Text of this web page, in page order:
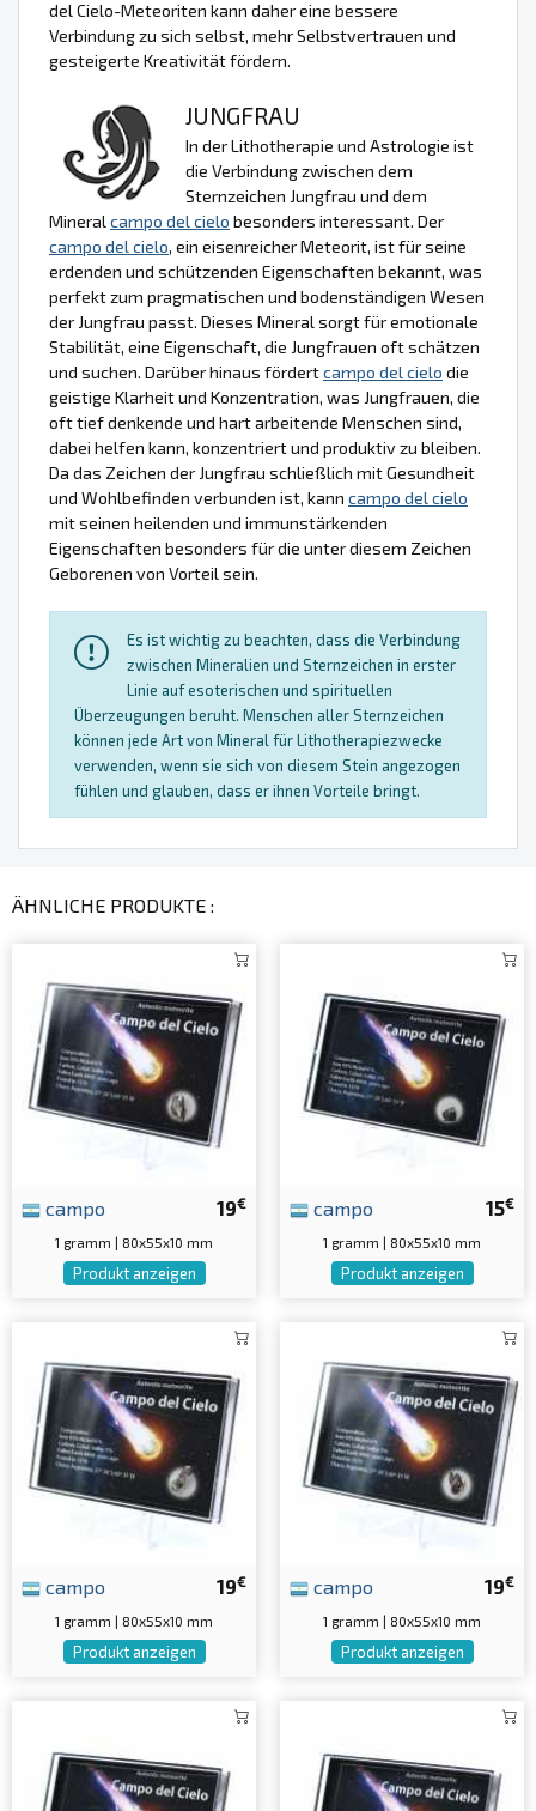
del Cielo-Meteoriten kann daher eine bessere
Verbindung zu sich selbst, mehr Selbstvertrauen und
gesteigerte Kreativität fördern.
JUNGFRAU
In der Lithotherapie und Astrologie ist
die Verbindung zwischen dem
Sternzeichen Jungfrau und dem
Mineralcampo del cielo besonders interessant. Der
campo del cielo, ein eisenreicher Meteorit, ist für seine
erdenden und schützenden Eigenschaften bekannt, was
perfekt zum pragmatischen und bodenständigen Wesen
der Jungfrau passt. Dieses Mineral sorgt für emotionale
Stabilität, eine Eigenschaft, die Jungfrauen oft schätzen
und suchen. Darüber hinaus fördertcampo del cielo die
geistige Klarheit und Konzentration, was Jungfrauen, die
oft tief denkende und hart arbeitende Menschen sind,
dabei helfen kann, konzentriert und produktiv zu bleiben.
Da das Zeichen der Jungfrau schließlich mit Gesundheit
und Wohlbefinden verbunden ist, kann campo del cielo
mit seinen heilenden und immunstärkenden
Eigenschaften besonders für die unter diesem Zeichen
Geborenen von Vorteil sein.
Es ist wichtig zu beachten, dass die Verbindung
zwischen Mineralien und Sternzeichen in erster
Linie auf esoterischen und spirituellen
Überzeugungen beruht. Menschen aller Sternzeichen
können jede Art von Mineral für Lithotherapiezwecke
verwenden, wenn sie sich von diesem Stein angezogen
fühlen und glauben, dass er ihnen Vorteile bringt.
ÄHNLICHE PRODUKTE :
19€
campo
1 gramm | 80x55x10 mm
Produkt anzeigen
15€
campo
1 gramm | 80x55x10 mm
Produkt anzeigen
19€
campo
1 gramm | 80x55x10 mm
Produkt anzeigen
19€
campo
1 gramm | 80x55x10 mm
Produkt anzeigen